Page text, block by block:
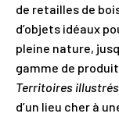
de retailles de
d’objets idéaux
pleine nature,
gamme de
Territoires illustrés
d’un lieu cher à